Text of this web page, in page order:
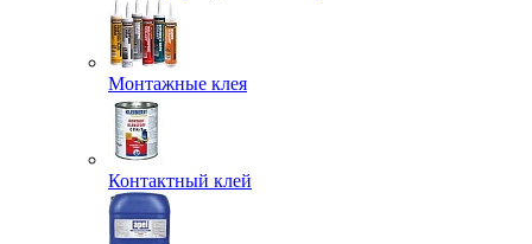
Монтажные клея
Контактный клей